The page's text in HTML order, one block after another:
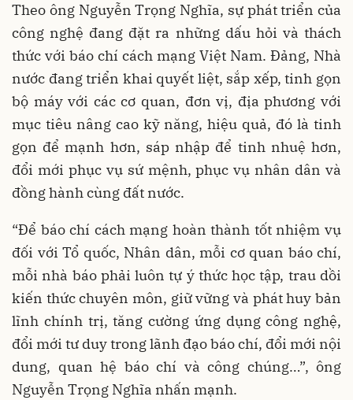
Theo ông Nguyễn Trọng Nghĩa, sự phát triển của
công nghệ đang đặt ra những dấu hỏi và thách
thức với báo chí cách mạng Việt Nam. Đảng, Nhà
nước đang triển khai quyết liệt, sắp xếp, tinh gọn
bộ máy với các cơ quan, đơn vị, địa phương với
mục tiêu nâng cao kỹ năng, hiệu quả, đó là tinh
gọn để mạnh hơn, sáp nhập để tinh nhuệ hơn,
đổi mới phục vụ sứ mệnh, phục vụ nhân dân và
đồng hành cùng đất nước.
“Để báo chí cách mạng hoàn thành tốt nhiệm vụ
đối với Tổ quốc, Nhân dân, mỗi cơ quan báo chí,
mỗi nhà báo phải luôn tự ý thức học tập, trau dồi
kiến thức chuyên môn, giữ vững và phát huy bản
lĩnh chính trị, tăng cường ứng dụng công nghệ,
đổi mới tư duy trong lãnh đạo báo chí, đổi mới nội
dung, quan hệ báo chí và công chúng…”, ông
Nguyễn Trọng Nghĩa nhấn mạnh.